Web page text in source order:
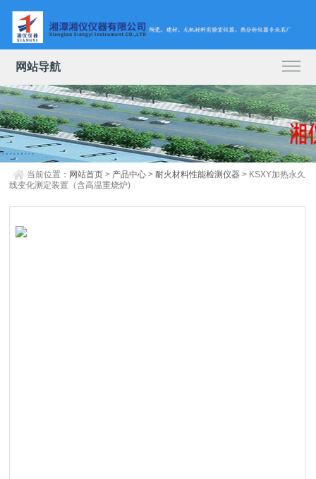
网站导航
当前位置： 网站首页 > 产品中心 >耐火材料性能检测仪器 > KSXY加热永久
线变化测定装置（含高温重烧炉)